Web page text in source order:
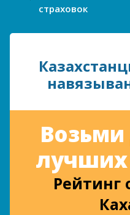
страховок
Возьми
лучших